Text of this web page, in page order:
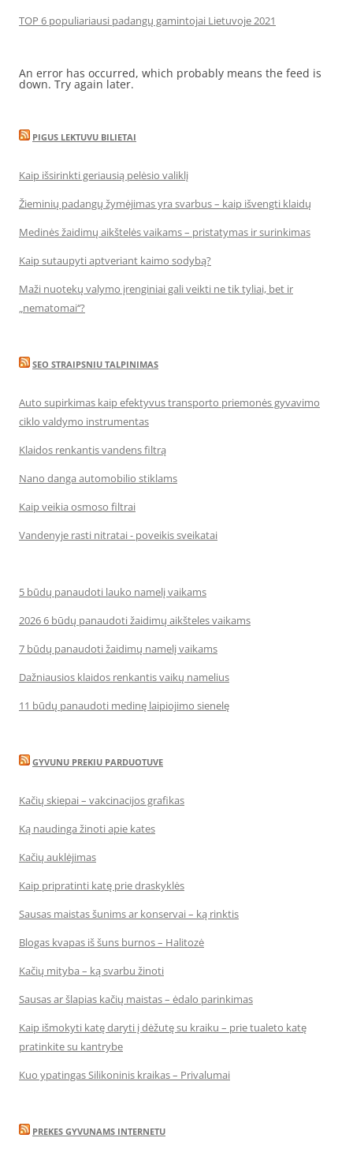
TOP 6 populiariausi padangų gamintojai Lietuvoje 2021
An error has occurred, which probably means the feed is
down. Try again later.
PIGUS LEKTUVU BILIETAI
Kaip išsirinkti geriausią pelėsio valiklį
Žieminių padangų žymėjimas yra svarbus – kaip išvengti klaidų
Medinės žaidimų aikštelės vaikams – pristatymas ir surinkimas
Kaip sutaupyti aptveriant kaimo sodybą?
Maži nuotekų valymo įrenginiai gali veikti ne tik tyliai, bet ir
„nematomai‘‘?
SEO STRAIPSNIU TALPINIMAS
Auto supirkimas kaip efektyvus transporto priemonės gyvavimo
ciklo valdymo instrumentas
Klaidos renkantis vandens filtrą
Nano danga automobilio stiklams
Kaip veikia osmoso filtrai
Vandenyje rasti nitratai - poveikis sveikatai
5 būdų panaudoti lauko namelį vaikams
2026 6 būdų panaudoti žaidimų aikšteles vaikams
7 būdų panaudoti žaidimų namelį vaikams
Dažniausios klaidos renkantis vaikų namelius
11 būdų panaudoti medinę laipiojimo sienelę
GYVUNU PREKIU PARDUOTUVE
Kačių skiepai – vakcinacijos grafikas
Ką naudinga žinoti apie kates
Kačių auklėjimas
Kaip pripratinti katę prie draskyklės
Sausas maistas šunims ar konservai – ką rinktis
Blogas kvapas iš šuns burnos – Halitozė
Kačių mityba – ką svarbu žinoti
Sausas ar šlapias kačių maistas – ėdalo parinkimas
Kaip išmokyti katę daryti į dėžutę su kraiku – prie tualeto katę
pratinkite su kantrybe
Kuo ypatingas Silikoninis kraikas – Privalumai
PREKES GYVUNAMS INTERNETU